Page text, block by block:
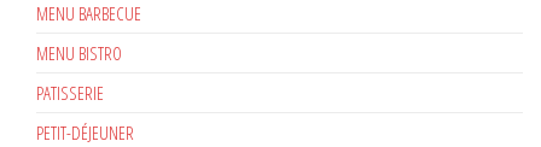
MENU BARBECUE
MENU BISTRO
PATISSERIE
PETIT-DÉJEUNER